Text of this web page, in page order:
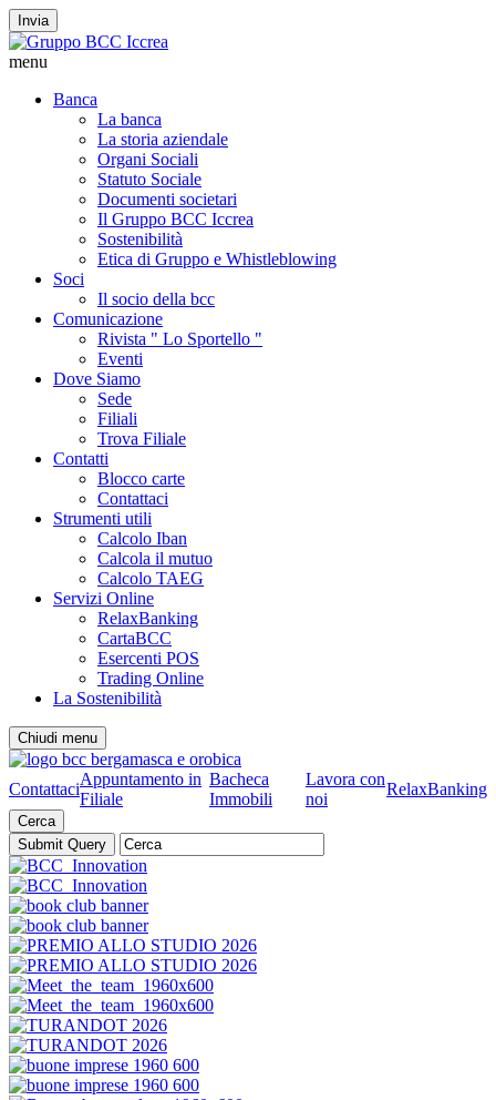
Invia
menu
Banca
La banca
La storia aziendale
Organi Sociali
Statuto Sociale
Documenti societari
Il Gruppo BCC Iccrea
Sostenibilità
Etica di Gruppo e Whistleblowing
Soci
Il socio della bcc
Comunicazione
Rivista " Lo Sportello "
Eventi
Dove Siamo
Sede
Filiali
Trova Filiale
Contatti
Blocco carte
Contattaci
Strumenti utili
Calcolo Iban
Calcola il mutuo
Calcolo TAEG
Servizi Online
RelaxBanking
CartaBCC
Esercenti POS
Trading Online
La Sostenibilità
Chiudi menu
Contattaci
Appuntamento in
Filiale
Bacheca
Immobili
Lavora con
noi
RelaxBanking
Cerca